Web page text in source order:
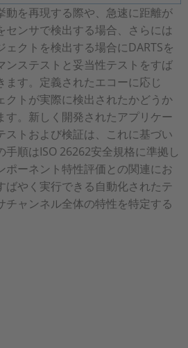
動を再現する際や、急速に距離が
センサで検出する場合、さらには
クトを検出する場合にDARTSを
ンステストと妥当性テストをすば
す。定義されたエコーに応じ
クトが実際に検出されたかどうか
す。新しく開発されたアプリケー
ストおよび検証は、これに基づい
順はISO 26262安全規格に準拠し
ポーネント特性評価との関連にお
ばやく実行できる自動化されたテ
チャンネル全体の特性を特定する